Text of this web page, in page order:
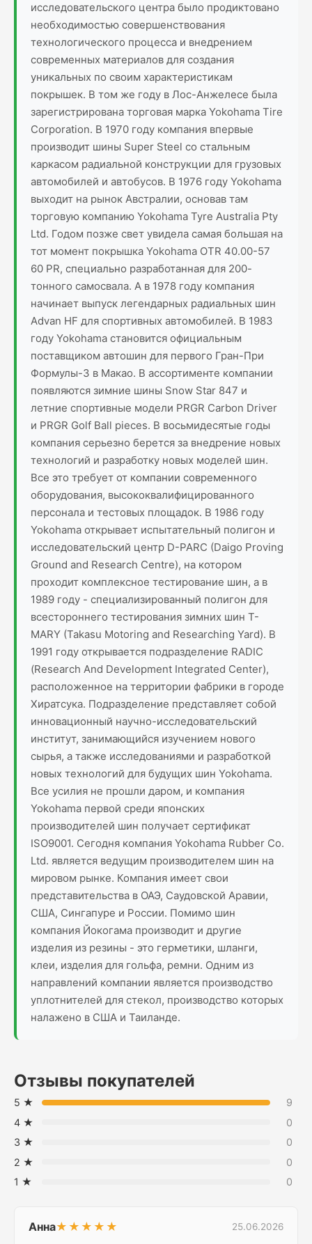
исследовательского центра было продиктовано
необходимостью совершенствования
технологического процесса и внедрением
современных материалов для создания
уникальных по своим характеристикам
покрышек. В том же году в Лос-Анжелесе была
зарегистрирована торговая марка Yokohama Tire
Corporation. В 1970 году компания впервые
производит шины Super Steel со стальным
каркасом радиальной конструкции для грузовых
автомобилей и автобусов. В 1976 году Yokohama
выходит на рынок Австралии, основав там
торговую компанию Yokohama Tyre Australia Pty
Ltd. Годом позже свет увидела самая большая на
тот момент покрышка Yokohama OTR 40.00-57
60 PR, специально разработанная для 200-
тонного самосвала. А в 1978 году компания
начинает выпуск легендарных радиальных шин
Advan HF для спортивных автомобилей. В 1983
году Yokohama становится официальным
поставщиком автошин для первого Гран-При
Формулы-3 в Макао. В ассортименте компании
появляются зимние шины Snow Star 847 и
летние спортивные модели PRGR Carbon Driver
и PRGR Golf Ball pieces. В восьмидесятые годы
компания серьезно берется за внедрение новых
технологий и разработку новых моделей шин.
Все это требует от компании современного
оборудования, высококвалифицированного
персонала и тестовых площадок. В 1986 году
Yokohama открывает испытательный полигон и
исследовательский центр D-PARC (Daigo Proving
Ground and Research Centre), на котором
проходит комплексное тестирование шин, а в
1989 году - специализированный полигон для
всестороннего тестирования зимних шин T-
MARY (Takasu Motoring and Researching Yard). В
1991 году открывается подразделение RADIC
(Research And Development Integrated Center),
расположенное на территории фабрики в городе
Хиратсука. Подразделение представляет собой
инновационный научно-исследовательский
институт, занимающийся изучением нового
сырья, а также исследованиями и разработкой
новых технологий для будущих шин Yokohama.
Все усилия не прошли даром, и компания
Yokohama первой среди японских
производителей шин получает сертификат
ISO9001. Сегодня компания Yokohama Rubber Co.
Ltd. является ведущим производителем шин на
мировом рынке. Компания имеет свои
представительства в ОАЭ, Саудовской Аравии,
США, Сингапуре и России. Помимо шин
компания Йокогама производит и другие
изделия из резины - это герметики, шланги,
клеи, изделия для гольфа, ремни. Одним из
направлений компании является производство
уплотнителей для стекол, производство которых
налажено в США и Таиланде.
Отзывы покупателей
5 ★
9
4 ★
0
3 ★
0
2 ★
0
1 ★
0
Анна★★★★★ 25.06.2026